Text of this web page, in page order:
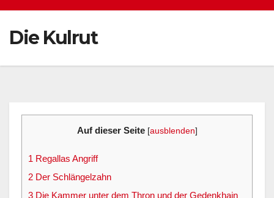
Die Kulrut
Auf dieser Seite [ausblenden]
1 Regallas Angriff
2 Der Schlängelzahn
3 Die Kammer unter dem Thron und der Gedenkhain